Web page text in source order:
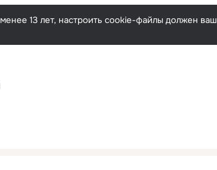
Русский
13 лет, настроить cookie-файлы должен ваш